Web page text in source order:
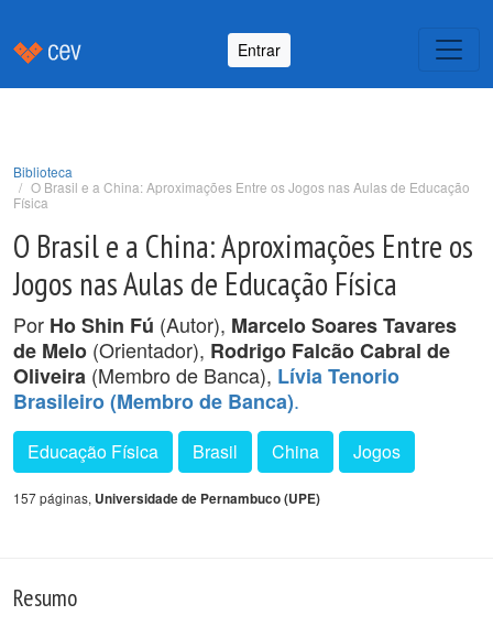
Entrar
Biblioteca
O Brasil e a China: Aproximações Entre os Jogos nas Aulas de Educação
Física
O Brasil e a China: Aproximações Entre os
Jogos nas Aulas de Educação Física
Por Ho Shin Fú (Autor), Marcelo Soares Tavares
de Melo (Orientador), Rodrigo Falcão Cabral de
Oliveira (Membro de Banca), Lívia Tenorio
Brasileiro (Membro de Banca).
Educação Física Brasil China Jogos
157 páginas, Universidade de Pernambuco (UPE)
Resumo